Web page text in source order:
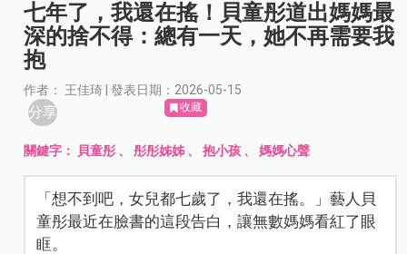
七年了，我還在搖！貝童彤道出媽媽最
深的捨不得：總有一天，她不再需要我
抱
作者： 王佳琦 | 發表日期：2026-05-15
分享 收藏
關鍵字： 貝童彤 、彤彤姊姊 、抱小孩 、媽媽心聲
「想不到吧，女兒都七歲了，我還在搖。」藝人貝
童彤最近在臉書的這段告白，讓無數媽媽看紅了眼
眶。